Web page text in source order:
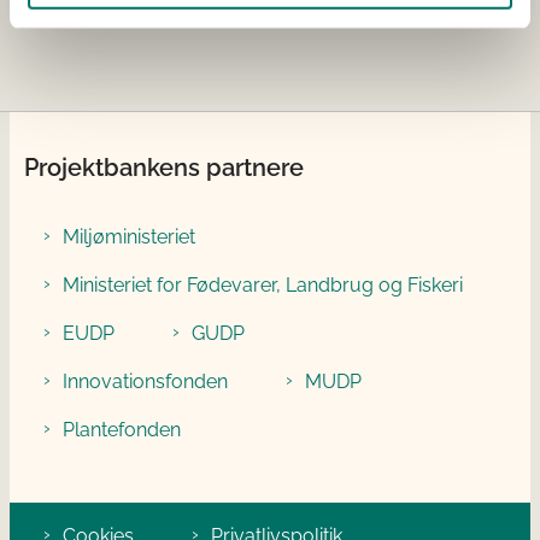
Projektbankens partnere
Miljøministeriet
Ministeriet for Fødevarer, Landbrug og Fiskeri
EUDP GUDP
Innovationsfonden MUDP
Plantefonden